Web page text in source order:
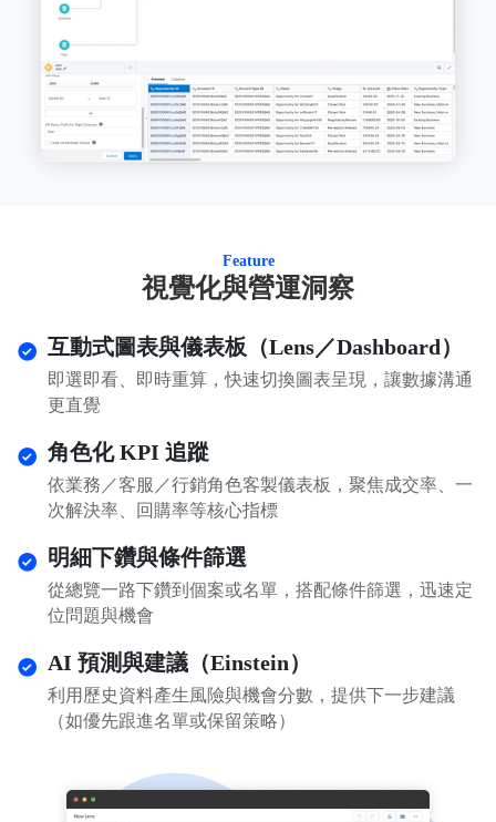
Feature
視覺化與營運洞察
互動式圖表與儀表板（Lens／Dashboard）
即選即看、即時重算，快速切換圖表呈現，讓數據溝通
更直覺
角色化 KPI 追蹤
依業務／客服／行銷角色客製儀表板，聚焦成交率、一
次解決率、回購率等核心指標
明細下鑽與條件篩選
從總覽一路下鑽到個案或名單，搭配條件篩選，迅速定
位問題與機會
AI 預測與建議（Einstein）
利用歷史資料產生風險與機會分數，提供下一步建議
（如優先跟進名單或保留策略）